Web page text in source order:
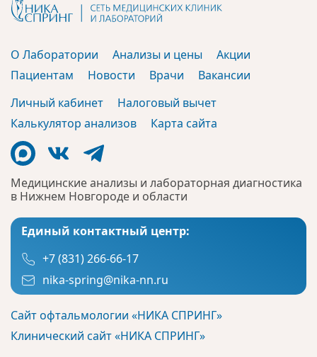
Медицинские анализы и лабораторная диагностика
в Нижнем Новгороде и области
Единый контактный центр:
+7 (831) 266-66-17
nika-spring@nika-nn.ru
Сайт офтальмологии «НИКА СПРИНГ»
Клинический сайт «НИКА СПРИНГ»
О Лаборатории Анализы и цены
Акции
Пациентам
Новости Врачи
Вакансии
Личный кабинет
Налоговый вычет
Калькулятор анализов
Карта сайта